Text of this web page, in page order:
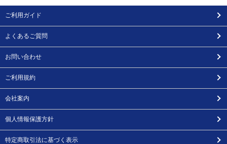
ご利用ガイド
よくあるご質問
お問い合わせ
ご利用規約
会社案内
個人情報保護方針
特定商取引法に基づく表示